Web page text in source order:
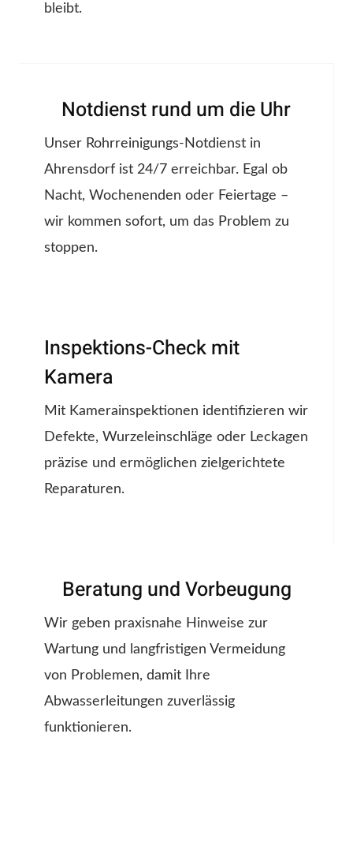
bleibt.
Notdienst rund um die Uhr
Unser Rohrreinigungs-Notdienst in
Ahrensdorf ist 24/7 erreichbar. Egal ob
Nacht, Wochenenden oder Feiertage –
wir kommen sofort, um das Problem zu
stoppen.
Inspektions-Check mit
Kamera
Mit Kamerainspektionen identifizieren wir
Defekte, Wurzeleinschläge oder Leckagen
präzise und ermöglichen zielgerichtete
Reparaturen.
Beratung und Vorbeugung
Wir geben praxisnahe Hinweise zur
Wartung und langfristigen Vermeidung
von Problemen, damit Ihre
Abwasserleitungen zuverlässig
funktionieren.